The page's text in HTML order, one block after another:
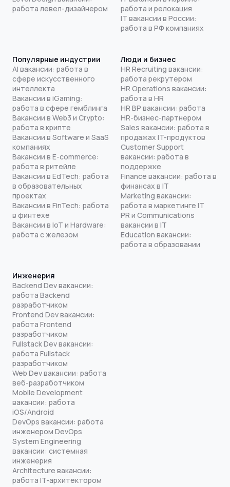
работа левел-дизайнером
работа и релокация
IT вакансии в России:
работа в РФ компаниях
Популярные индустрии
AI вакансии: работа в
сфере искусственного
интеллекта
Вакансии в iGaming:
работа в сфере гемблинга
Вакансии в Web3 и Crypto:
работа в крипте
Вакансии в Software и SaaS
компаниях
Вакансии в E-commerce:
работа в ритейле
Вакансии в EdTech: работа
в образовательных
проектах
Вакансии в FinTech: работа
в финтехе
Вакансии в IoT и Hardware:
работа с железом
Люди и бизнес
HR Recruiting вакансии:
работа рекрутером
HR Operations вакансии:
работа в HR
HR BP вакансии: работа
HR-бизнес-партнером
Sales вакансии: работа в
продажах IT-продуктов
Customer Support
вакансии: работа в
поддержке
Finance вакансии: работа в
финансах в IT
Marketing вакансии:
работа в маркетинге IT
PR и Communications
вакансии в IT
Education вакансии:
работа в образовании
Инженерия
Backend Dev вакансии:
работа Backend
разработчиком
Frontend Dev вакансии:
работа Frontend
разработчиком
Fullstack Dev вакансии:
работа Fullstack
разработчиком
Web Dev вакансии: работа
веб-разработчиком
Mobile Development
вакансии: работа
iOS/Android
DevOps вакансии: работа
инженером DevOps
System Engineering
вакансии: системная
инженерия
Architecture вакансии:
работа IT-архитектором